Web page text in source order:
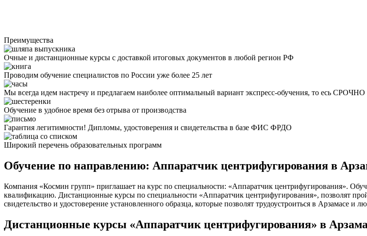
Преимущества
Очные и дистанционные курсы с доставкой итоговых документов в любой регион РФ
Проводим обучение специалистов по России уже более 25 лет
Мы всегда идем настречу и предлагаем наиболее оптимальный вариант экспресс-обучения, то есь СРОЧНО
Обучение в удобное время без отрыва от производства
Гарантия легитимности! Дипломы, удостоверения и свидетельства в базе ФИС ФРДО
Широкий перечень образовательных программ
Обучение по направлению: Аппаратчик центрифугирования в
Компания «Космин групп» приглашает на курс по специальности: «Аппаратчик центрифугирования».
квалификацию. Дистанционные курсы по специальности «Аппаратчик центрифугирования», позволят
свидетельство и удостоверение установленного образца, которые позволят трудоустроиться в Арзамасе и
Дистанционные курсы «Аппаратчик центрифугирования» в